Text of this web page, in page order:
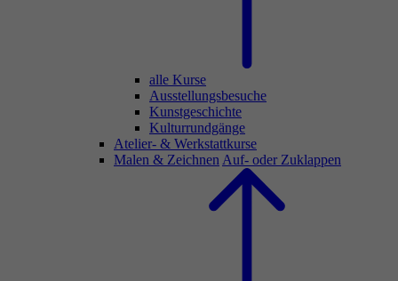
alle Kurse
Ausstellungsbesuche
Kunstgeschichte
Kulturrundgänge
Atelier- & Werkstattkurse
Malen & Zeichnen Auf- oder Zuklappen